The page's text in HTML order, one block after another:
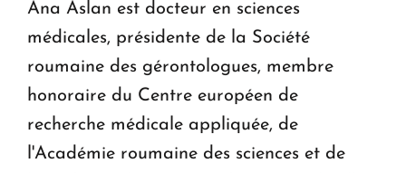
Ana Aslan est docteur en sciences
médicales, présidente de la Société
roumaine des gérontologues, membre
honoraire du Centre européen de
recherche médicale appliquée, de
l'Académie roumaine des sciences et de